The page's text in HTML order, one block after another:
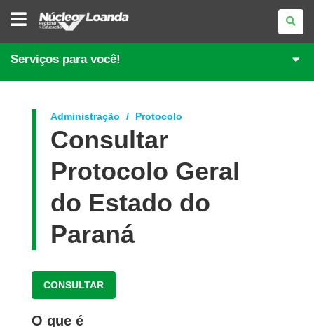
NÚCLEO
REGIONAL
EDUCAÇÃO
DE
LOANDA
Serviços para você!
Administração Protocolo
Consultar
Protocolo Geral
do Estado do
Paraná
CONSULTAR
O que é